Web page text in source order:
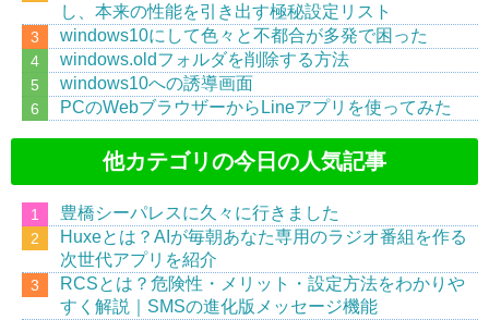
し、本来の性能を引き出す極秘設定リスト
windows10にして色々と不都合が多発で困った
windows.oldフォルダを削除する方法
windows10への誘導画面
PCのWebブラウザーからLineアプリを使ってみた
他カテゴリの今日の人気記事
豊橋シーパレスに久々に行きました
Huxeとは？AIが毎朝あなた専用のラジオ番組を作る
次世代アプリを紹介
RCSとは？危険性・メリット・設定方法をわかりや
すく解説｜SMSの進化版メッセージ機能